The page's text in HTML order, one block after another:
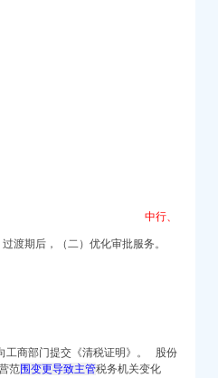
中行、
渡期后， （二）优化审批服务。
工商部门提交《清税证明》。
股份
范围变更导致主管税务机关变化